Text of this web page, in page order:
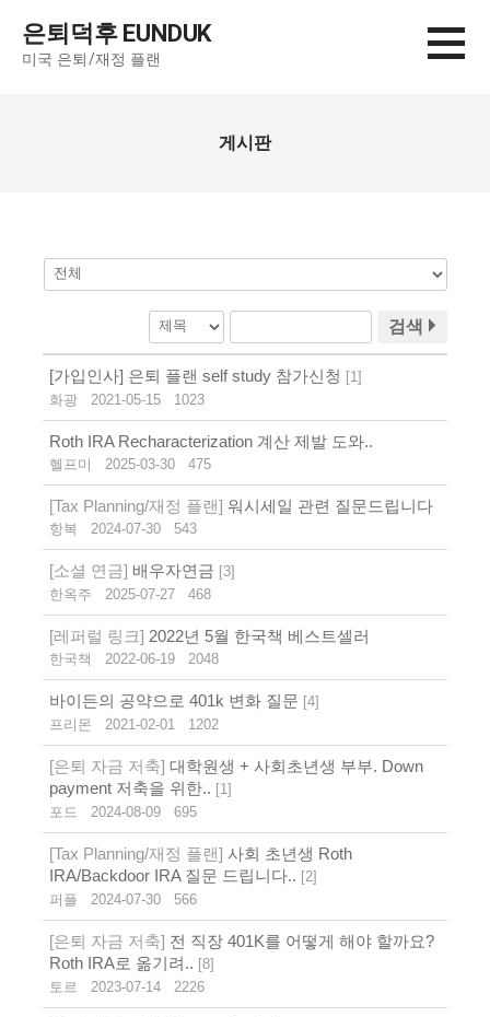
은퇴덕후 EUNDUK
미국 은퇴/재정 플랜
게시판
검색
[가입인사] 은퇴 플랜 self study 참가신청 [1 ]
화광
2021-05-15 1023
Roth IRA Recharacterization 계산 제발 도와..
헬프미 2025-03-30 475
[Tax Planning/재정 플랜] 워시세일 관련 질문드립니다
항복 2024-07-30 543
[소셜 연금] 배우자연금 [3]
한옥주
2025-07-27 468
[레퍼럴 링크] 2022년 5월 한국책 베스트셀러
한국책 2022-06-19 2048
바이든의 공약으로 401k 변화 질문 [4]
프리몬
2021-02-01 1202
[은퇴 자금 저축] 대학원생 + 사회초년생 부부. Down
payment 저축을 위한.. [1 ]
포드
2024-08-09 695
[Tax Planning/재정 플랜] 사회 초년생 Roth
IRA/Backdoor IRA 질문 드립니다.. [2]
퍼플
2024-07-30 566
[은퇴 자금 저축] 전 직장 401K를 어떻게 해야 할까요?
Roth IRA로 옮기려.. [8]
토르
2023-07-14 2226